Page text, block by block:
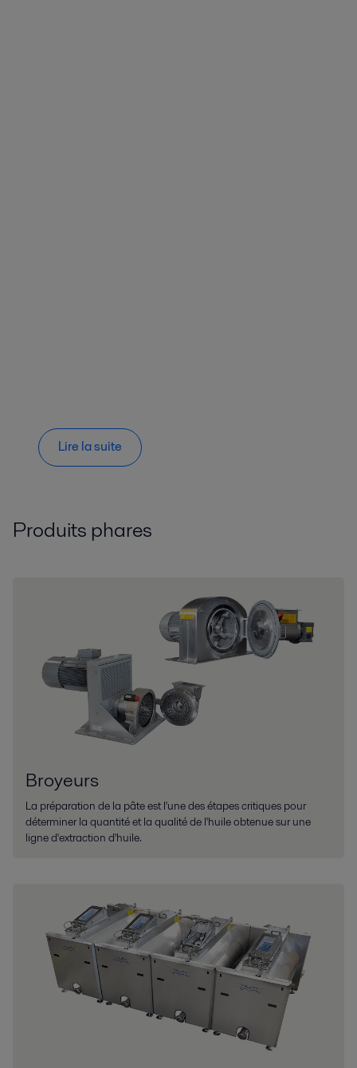
Lire la suite
Produits phares
Broyeurs
La préparation de la pâte est l'une des étapes critiques pour
déterminer la quantité et la qualité de l'huile obtenue sur une
ligne d'extraction d'huile.